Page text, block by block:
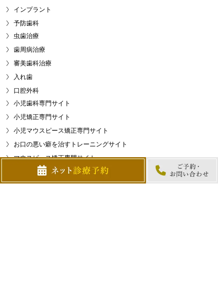
インプラント
予防歯科
虫歯治療
歯周病治療
審美歯科治療
入れ歯
口腔外科
小児歯科専門サイト
小児矯正専門サイト
小児マウスピース矯正専門サイト
お口の悪い癖を治すトレーニングサイト
マウスピース矯正専門サイト
訪問歯科専門サイト
チーム医療サイト